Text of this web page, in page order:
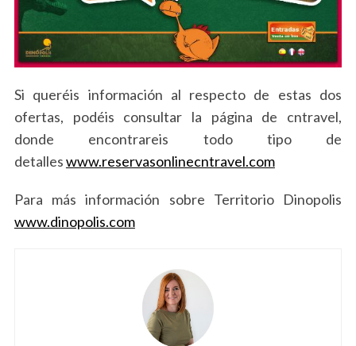
Si queréis información al respecto de estas dos
ofertas, podéis consultar la página de cntravel,
donde encontrareis todo tipo de
detalleswww.reservasonlinecntravel.com
Para más información sobre Territorio Dinopolis
www.dinopolis.com